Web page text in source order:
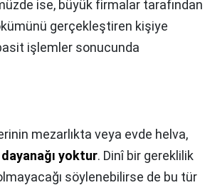
ise, büyük firmalar tarafından
gerçekleştiren kişiye
işlemler sonucunda
mezarlıkta veya evde helva,
yoktur. Dinî bir gereklilik
söylenebilirse de bu tür